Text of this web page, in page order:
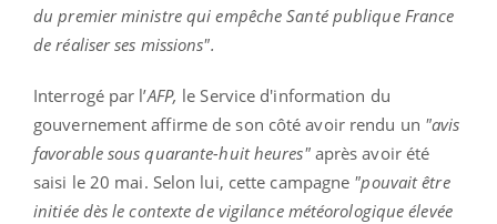
du premier ministre qui empêche Santé publique France
de réaliser ses missions".
Interrogé par l’AFP, le Service d'information du
gouvernement affirme de son côté avoir rendu un "avis
favorable sous quarante-huit heures"après avoir été
saisi le 20 mai. Selon lui, cette campagne "pouvait être
initiée dès le contexte de vigilance météorologique élevée